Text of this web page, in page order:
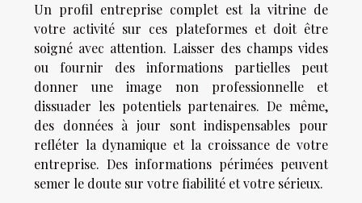
Un profil entreprise complet est la vitrine de
votre activité sur ces plateformes et doit être
soigné avec attention. Laisser des champs vides
ou fournir des informations partielles peut
donner une image non professionnelle et
dissuader les potentiels partenaires. De même,
des données à jour sont indispensables pour
refléter la dynamique et la croissance de votre
entreprise. Des informations périmées peuvent
semer le doute sur votre fiabilité et votre sérieux.